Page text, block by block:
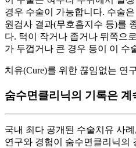
경우 수술이 가능합니다. 수술
원검사 결과(무호흡지수 등)를
다. 턱이 작거나 좁거나 뒤쪽으
가 두껍거나 큰 경우 등이 이 수
치유(Cure)를 위한 끊임없는 연
숨수면클리닉의 기록은 계
국내 최다 공개된 수술치유 사
연구와 경험이 숨수면클리닉의